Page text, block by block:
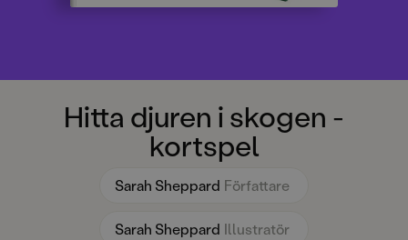
Hitta djuren i skogen -
kortspel
Sarah Sheppard Författare
Sarah Sheppard Illustratör